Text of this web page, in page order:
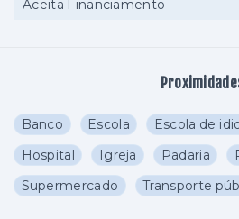
Banco Escola Escola de
Hospital
Igreja Padaria
Supermercado
Transporte
Aceita Financiamento